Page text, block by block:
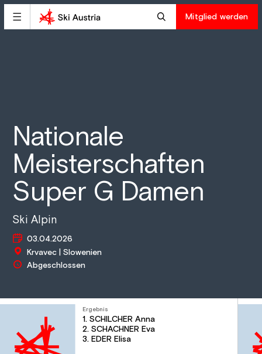
Mitglied werden
Nationale
Meisterschaften
Super G Damen
Ski Alpin
03.04.2026
Krvavec | Slowenien
Abgeschlossen
Ergebnis
1. SCHILCHER Anna
2. SCHACHNER Eva
3. EDER Elisa